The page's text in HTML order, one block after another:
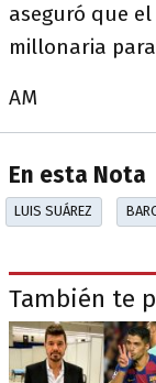
aseguró que
millonaria
AM
En esta Nota
LUIS SUÁREZ
También te